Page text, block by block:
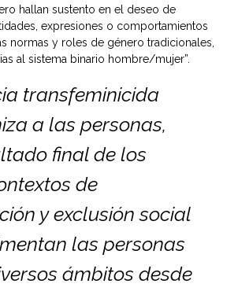
hallan sustento en el deseo de
expresiones o comportamientos
normas y roles de género tradicionales,
al sistema binario hombre/mujer”.
transfeminicida
a las personas,
final de los
de
y exclusión social
las personas
ámbitos desde